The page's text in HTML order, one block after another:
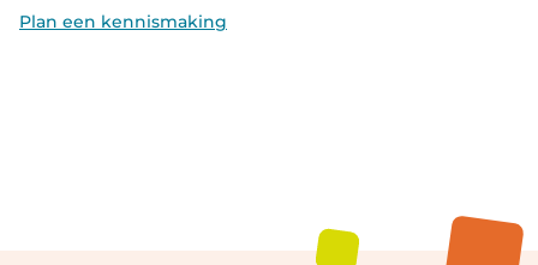
Plan een kennismaking